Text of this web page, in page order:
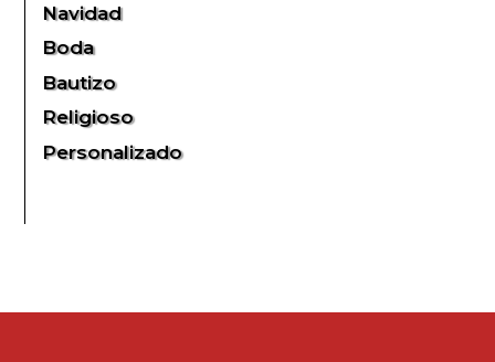
Navidad
Boda
Bautizo
Religioso
Personalizado